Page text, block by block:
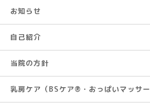
お知らせ
自己紹介
当院の方針
乳房ケア（BSケア®︎・おっぱいマッサー